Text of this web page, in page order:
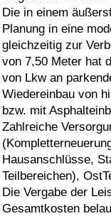
Die in einem
Planung in eine
gleichzeitig zur
von 7,50 Meter hat
von Lkw an
Wiedereinbau von
bzw. mit
Zahlreiche
Hausanschlüsse,
Teilbereichen),
Die Vergabe der
Gesamtkosten